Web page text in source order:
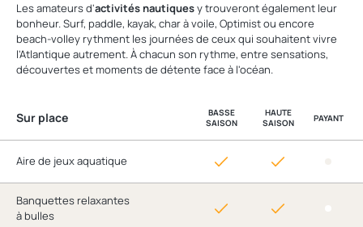
Les amateurs d'activités nautiquesy trouveront également leur
bonheur. Surf, paddle, kayak, char à voile, Optimist ou encore
beach-volley rythment les journées de ceux qui souhaitent vivre
l'Atlantique autrement. À chacun son rythme, entre sensations,
découvertes et moments de détente face à l'océan.
Sur place
BASSE
SAISON
HAUTE
SAISON
PAYANT
Aire de jeux aquatique
Banquettes relaxantes
à bulles